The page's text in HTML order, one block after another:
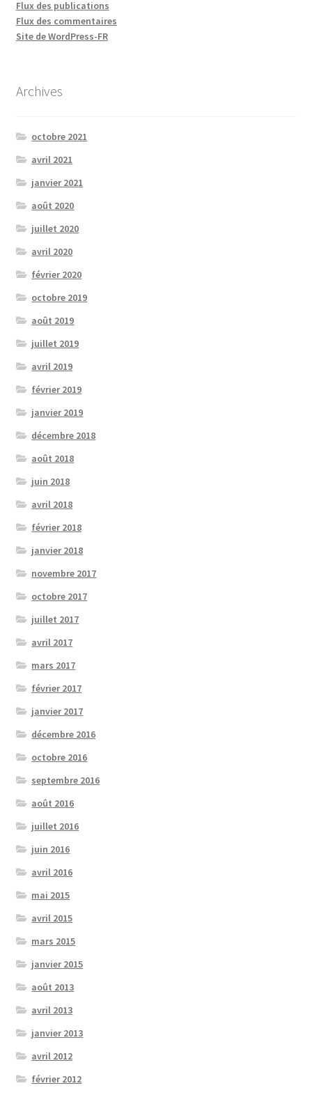
Flux des publications
Flux des commentaires
Site de WordPress-FR
Archives
octobre 2021
avril 2021
janvier 2021
août 2020
juillet 2020
avril 2020
février 2020
octobre 2019
août 2019
juillet 2019
avril 2019
février 2019
janvier 2019
décembre 2018
août 2018
juin 2018
avril 2018
février 2018
janvier 2018
novembre 2017
octobre 2017
juillet 2017
avril 2017
mars 2017
février 2017
janvier 2017
décembre 2016
octobre 2016
septembre 2016
août 2016
juillet 2016
juin 2016
avril 2016
mai 2015
avril 2015
mars 2015
janvier 2015
août 2013
avril 2013
janvier 2013
avril 2012
février 2012